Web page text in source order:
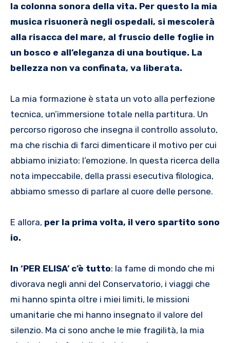
la colonna sonora della vita. Per questo la mia
musica risuonerà negli ospedali, si mescolerà
alla risacca del mare, al fruscio delle foglie in
un bosco e all’eleganza di una boutique. La
bellezza non va confinata, va liberata.
La mia formazione è stata un voto alla perfezione
tecnica, un’immersione totale nella partitura. Un
percorso rigoroso che insegna il controllo assoluto,
ma che rischia di farci dimenticare il motivo per cui
abbiamo iniziato: l’emozione. In questa ricerca della
nota impeccabile, della prassi esecutiva filologica,
abbiamo smesso di parlare al cuore delle persone.
E allora, per la prima volta, il vero spartito sono
io.
In ‘PER ELISA’ c’è tutto: la fame di mondo che mi
divorava negli anni del Conservatorio, i viaggi che
mi hanno spinta oltre i miei limiti, le missioni
umanitarie che mi hanno insegnato il valore del
silenzio. Ma ci sono anche le mie fragilità, la mia